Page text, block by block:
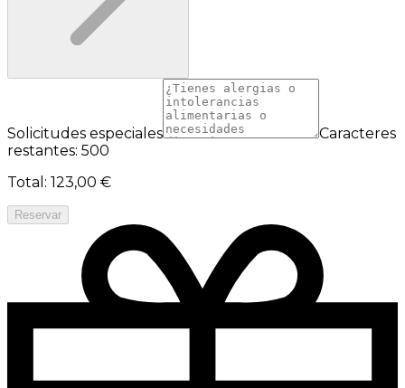
Solicitudes especiales
Caracteres
restantes: 500
Total : 123,00 €
Reservar